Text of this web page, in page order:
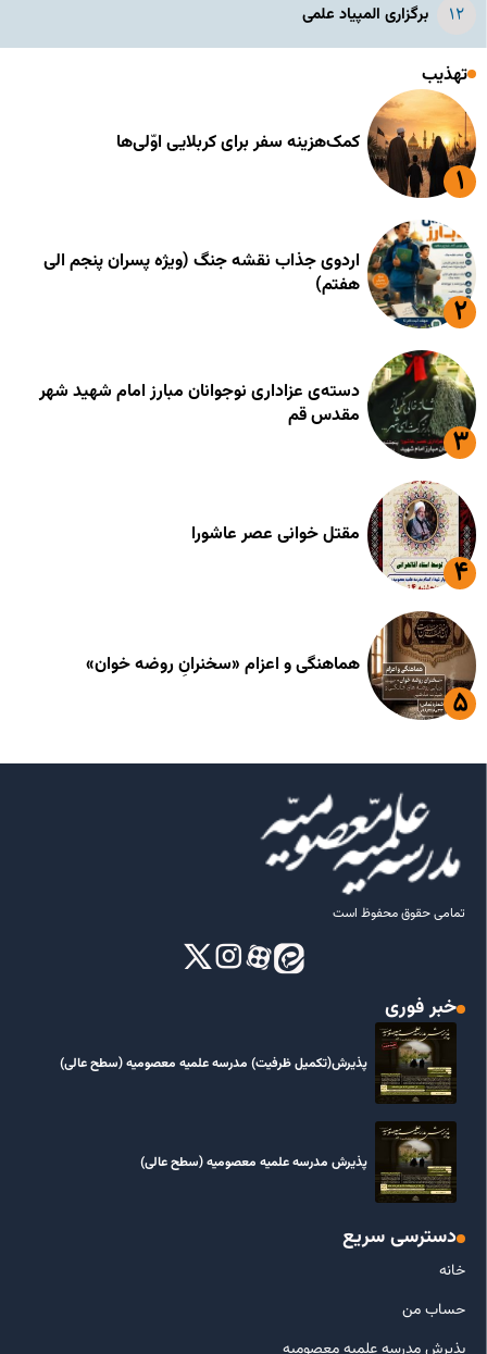
برگزاری المپیاد علمی
تهذیب
کمک‌هزینه سفر برای کربلایی اوّلی‌ها
اردوی جذاب نقشه جنگ (ویژه پسران پنجم الی
هفتم)
دسته‌ی عزاداری نوجوانان مبارز امام شهید شهر
مقدس قم
مقتل خوانی عصر عاشورا
هماهنگی و اعزام «سخنرانِ روضه خوان»
تمامی حقوق محفوظ است
خبر فوری
پذیرش(تکمیل ظرفیت) مدرسه علمیه معصومیه‌ (سطح عالی)
پذیرش مدرسه علمیه معصومیه‌ (سطح عالی)
دسترسی سریع
خانه
حساب من